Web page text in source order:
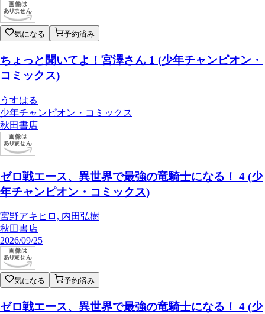
気になる 予約済み
ちょっと聞いてよ！宮澤さん 1 (少年チャンピオン・
コミックス)
うすはる
少年チャンピオン・コミックス
秋田書店
ゼロ戦エース、異世界で最強の竜騎士になる！ 4 (少
年チャンピオン・コミックス)
宮野アキヒロ, 内田弘樹
秋田書店
2026/09/25
気になる 予約済み
ゼロ戦エース、異世界で最強の竜騎士になる！ 4 (少